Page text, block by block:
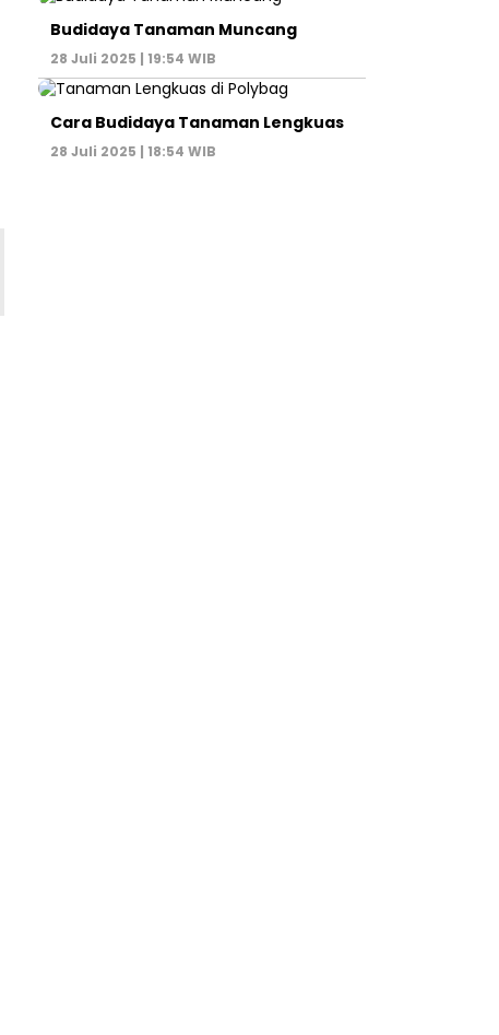
Budidaya Tanaman Muncang
28 Juli 2025 | 19:54 WIB
Cara Budidaya Tanaman Lengkuas
28 Juli 2025 | 18:54 WIB